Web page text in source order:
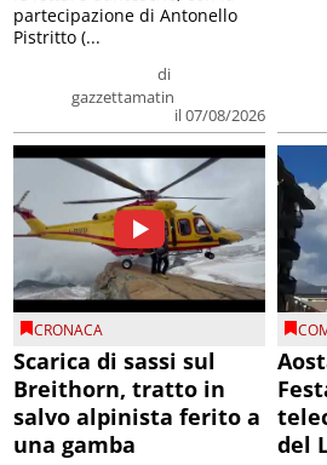
di
gazzettamatin
il 07/08/2026
partecipazione di Antonello
Pistritto (...
CRONACA
Scarica di sassi sul
Breithorn, tratto in
salvo alpinista ferito a
una gamba
del